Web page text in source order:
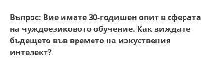
Въпрос: Вие имате 30-годишен опит в сферата
на чуждоезиковото обучение. Как виждате
бъдещето във времето на изкуствения
интелект?